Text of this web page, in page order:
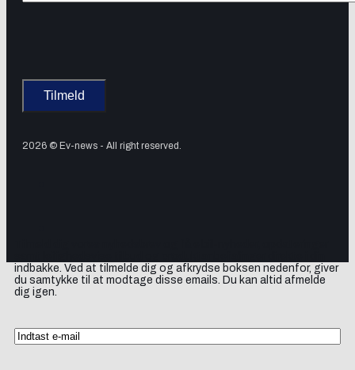
2026 © Ev-news - All right reserved.
indbakke. Ved at tilmelde dig og afkrydse boksen nedenfor, giver
du samtykke til at modtage disse emails. Du kan altid afmelde
dig igen.